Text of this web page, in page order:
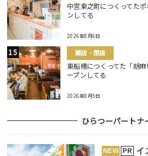
中宮東之町につくってた
ンしてる
2026年8月6日
開店・閉店
東船橋につくってた「胡
ープンしてる
2026年8月5日
ひらつーパートナ
NEW PR イ